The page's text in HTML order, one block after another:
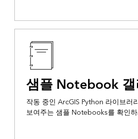
샘플 Notebook
작동 중인 ArcGIS Python 라이브러
보여주는 샘플 Notebooks를 확인